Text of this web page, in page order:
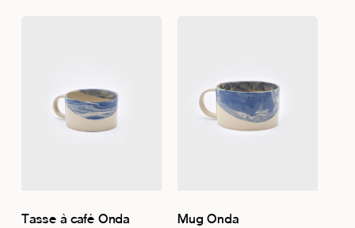
Tasse à café Onda Mug Onda